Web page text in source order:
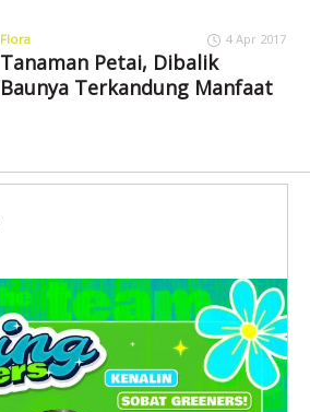
Flora 4 Apr 2017
Tanaman Petai, Dibalik
Baunya Terkandung Manfaat